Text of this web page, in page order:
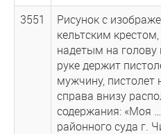
3551
Рисунок с
кельтским
надетым на
руке держит
мужчину, пистолет
справа внизу
содержания: «Моя
районного суда г.